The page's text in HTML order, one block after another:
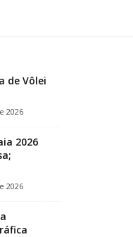
de Vôlei
2026
2026
2026